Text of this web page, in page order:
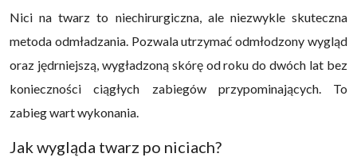
Nici na twarz to niechirurgiczna, ale niezwykle skuteczna
metoda odmładzania. Pozwala utrzymać odmłodzony wygląd
oraz jędrniejszą, wygładzoną skórę od roku do dwóch lat bez
konieczności ciągłych zabiegów przypominających. To
zabieg wart wykonania.
Jak wygląda twarz po niciach?